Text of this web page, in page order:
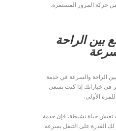
حركة المرور المستمرة.
بين الراحة
الراحة والسرعة في خدمة
في خياراتك إذا كنت تسعى
الأولى.
تعيش حياة نشيطة، فإن خدمة
لك القدرة على التنقل بسرعه